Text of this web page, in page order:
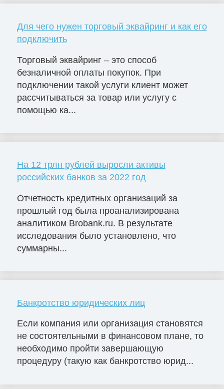
Для чего нужен торговый эквайринг и как его
подключить
Торговый эквайринг – это способ
безналичной оплаты покупок. При
подключении такой услуги клиент может
рассчитываться за товар или услугу с
помощью ка...
На 12 трлн рублей выросли активы
российских банков за 2022 год
Отчетность кредитных организаций за
прошлый год была проанализирована
аналитиком Brobank.ru. В результате
исследования было установлено, что
суммарны...
Банкротство юридических лиц
Если компания или организация становятся
не состоятельными в финансовом плане, то
необходимо пройти завершающую
процедуру (такую как банкротство юрид...